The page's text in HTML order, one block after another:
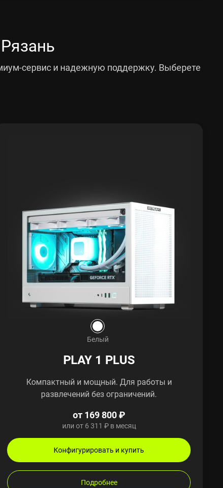
сервис и надежную поддержку. Выберете
Белый
PLAY 1 PLUS
Компактный и мощный. Для работы и
развлечений без ограничений.
от 169 800 ₽
или от 6 311 ₽ в месяц
Конфигурировать и купить
Подробнее